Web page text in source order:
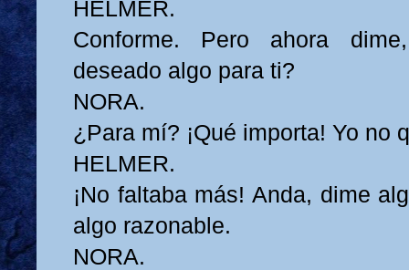
HELMER.
Conforme. Pero ahora
deseado algo para ti?
NORA.
¿Para mí? ¡Qué importa! Yo no
HELMER.
¡No faltaba más! Anda, dime
algo razonable.
NORA.